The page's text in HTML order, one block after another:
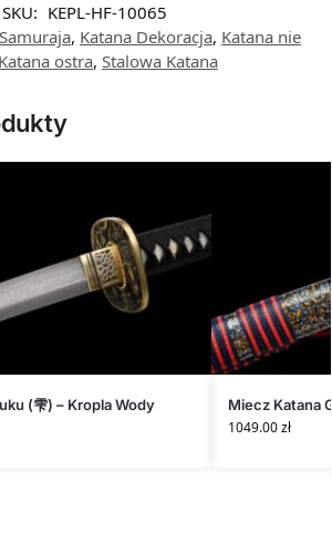
SKU: KEPL-HF-10065
, Katana Dekoracja, Katana nie
Katana ostra, Stalowa Katana
(雫) – Kropla Wody Miecz Katana
1049.00zł